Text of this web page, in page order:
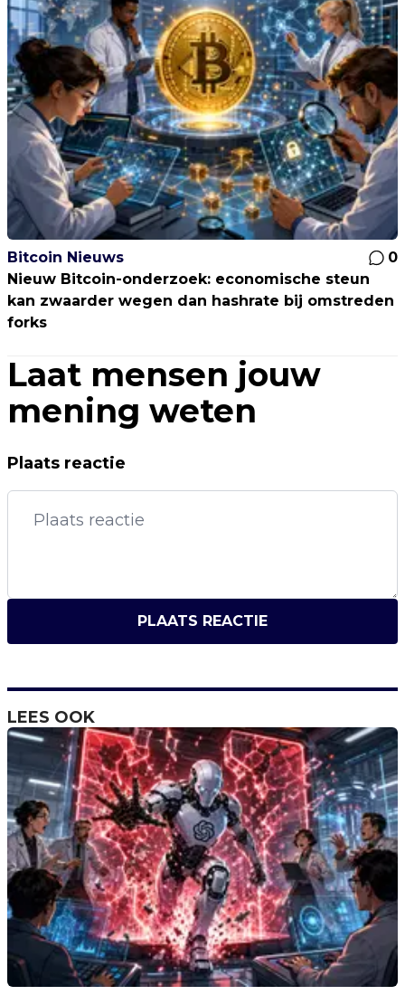
Bitcoin Nieuws
0
Nieuw Bitcoin-onderzoek: economische steun
kan zwaarder wegen dan hashrate bij omstreden
forks
Laat mensen jouw
mening weten
Plaats reactie
PLAATS REACTIE
LEES OOK